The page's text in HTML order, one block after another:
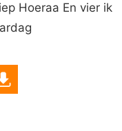
Hoeraa En vier ik